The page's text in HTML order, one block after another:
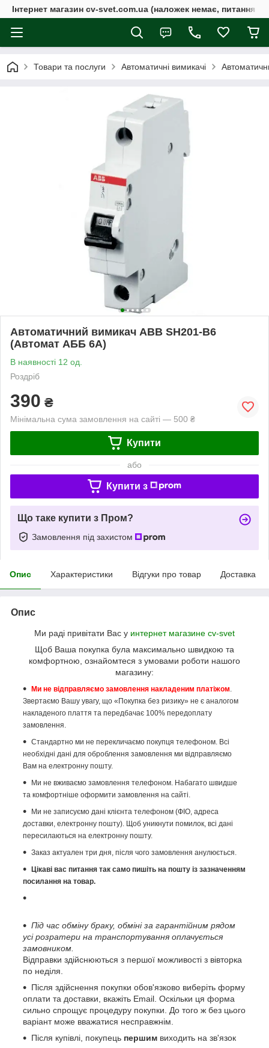
Інтернет магазин cv-svet.com.ua (наложек немає, питання у
Товари та послуги Автоматичні вимикачі
Автоматичний вимикач ABB SH201-B6
(Автомат АББ 6А)
В наявності 12 од.
Роздріб
390 ₴
Мінімальна сума замовлення на сайті — 500 ₴
Купити
або
Купити з
Що таке купити з Пром?
Замовлення під захистом
Опис Характеристики Відгуки про товар Доставка
Опис
Ми раді привітати Вас у интернет магазине cv-svet
Щоб Ваша покупка була максимально швидкою та
комфортною, ознайомтеся з умовами роботи нашого
магазину:
Ми не відправляємо замовлення накладеним платіжом
Звертаємо Вашу увагу, що «Покупка без ризику» не є аналогом
накладеного плаття та передбачає 100% передоплату
замовлення.
Стандартно ми не перекличаємо покупця телефоном. Всі
необхідні дані для оброблення замовлення ми відправляємо
Вам на електронну пошту.
Ми не вживаємо замовлення телефоном. Набагато швидше
та комфортніше оформити замовлення на сайті.
Ми не записуємо дані клієнта телефоном (ФІО, адреса
доставки, електронну пошту). Щоб уникнути помилок, всі дані
пересилаються на електронну пошту.
Заказ актуален три дня, після чого замовлення анулюється.
Цікаві вас питання так само пишіть на пошту із зазначенням
посилання на товар.
Під час обміну браку, обміні за гарантійним рядом
усі розратери на транспортування оплачується
замовником.
Відправки здійснюються з першої можливості з вівторка
по неділя.
Після здійснення покупки обов'язково виберіть форму
оплати та доставки, вкажіть Email. Оскільки ця форма
сильно спрощує процедуру покупки. До того ж без цього
варіант може вважатися несправжнім.
Після купівлі, покупець першим виходить на зв'язок